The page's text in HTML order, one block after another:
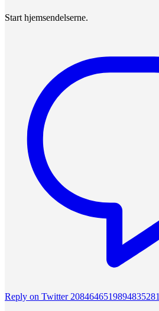
Start hjemsendelserne.
Reply on Twitter 2084646519894835281